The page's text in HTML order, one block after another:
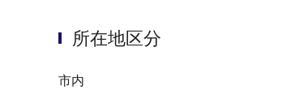
所在地区分
市内